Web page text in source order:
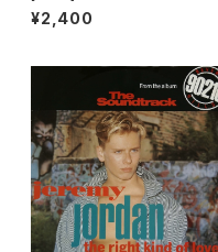
ys On Your Chest [Capitol
Records]
¥2,400